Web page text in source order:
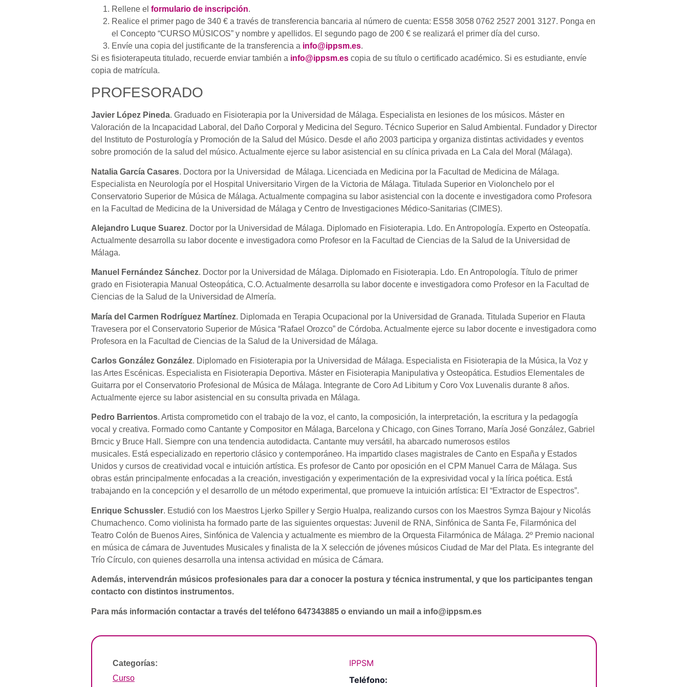
Rellene el formulario de inscripción.
Realice el primer pago de 340 € a través de transferencia bancaria al número de cuenta: ES58 3058 0762 2527 2001 3127. Ponga en
el Concepto “CURSO MÚSICOS” y nombre y apellidos. El segundo pago de 200 € se realizará el primer día del curso.
Envíe una copia del justificante de la transferencia a info@ippsm.es.
Si es fisioterapeuta titulado, recuerde enviar también a info@ippsm.es copia de su título o certificado académico. Si es estudiante, envíe
copia de matrícula.
PROFESORADO
Javier López Pineda. Graduado en Fisioterapia por la Universidad de Málaga. Especialista en lesiones de los músicos. Máster en
Valoración de la Incapacidad Laboral, del Daño Corporal y Medicina del Seguro. Técnico Superior en Salud Ambiental. Fundador y Director
del Instituto de Posturología y Promoción de la Salud del Músico. Desde el año 2003 participa y organiza distintas actividades y eventos
sobre promoción de la salud del músico. Actualmente ejerce su labor asistencial en su clínica privada en La Cala del Moral (Málaga).
Natalia García Casares. Doctora por la Universidad de Málaga. Licenciada en Medicina por la Facultad de Medicina de Málaga.
Especialista en Neurología por el Hospital Universitario Virgen de la Victoria de Málaga. Titulada Superior en Violonchelo por el
Conservatorio Superior de Música de Málaga. Actualmente compagina su labor asistencial con la docente e investigadora como Profesora
en la Facultad de Medicina de la Universidad de Málaga y Centro de Investigaciones Médico-Sanitarias (CIMES).
Alejandro Luque Suarez. Doctor por la Universidad de Málaga. Diplomado en Fisioterapia. Ldo. En Antropología. Experto en Osteopatía.
Actualmente desarrolla su labor docente e investigadora como Profesor en la Facultad de Ciencias de la Salud de la Universidad de
Málaga.
Manuel Fernández Sánchez. Doctor por la Universidad de Málaga. Diplomado en Fisioterapia. Ldo. En Antropología. Título de primer
grado en Fisioterapia Manual Osteopática, C.O. Actualmente desarrolla su labor docente e investigadora como Profesor en la Facultad de
Ciencias de la Salud de la Universidad de Almería.
María del Carmen Rodríguez Martínez. Diplomada en Terapia Ocupacional por la Universidad de Granada. Titulada Superior en Flauta
Travesera por el Conservatorio Superior de Música “Rafael Orozco” de Córdoba. Actualmente ejerce su labor docente e investigadora como
Profesora en la Facultad de Ciencias de la Salud de la Universidad de Málaga.
Carlos González González. Diplomado en Fisioterapia por la Universidad de Málaga. Especialista en Fisioterapia de la Música, la Voz y
las Artes Escénicas. Especialista en Fisioterapia Deportiva. Máster en Fisioterapia Manipulativa y Osteopática. Estudios Elementales de
Guitarra por el Conservatorio Profesional de Música de Málaga. Integrante de Coro Ad Libitum y Coro Vox Luvenalis durante 8 años.
Actualmente ejerce su labor asistencial en su consulta privada en Málaga.
Pedro Barrientos. Artista comprometido con el trabajo de la voz, el canto, la composición, la interpretación, la escritura y la pedagogía
vocal y creativa. Formado como Cantante y Compositor en Málaga, Barcelona y Chicago, con Gines Torrano, María José González, Gabriel
Brncic y Bruce Hall. Siempre con una tendencia autodidacta. Cantante muy versátil, ha abarcado numerosos estilos
musicales. Está especializado en repertorio clásico y contemporáneo. Ha impartido clases magistrales de Canto en España y Estados
Unidos y cursos de creatividad vocal e intuición artística. Es profesor de Canto por oposición en el CPM Manuel Carra de Málaga. Sus
obras están principalmente enfocadas a la creación, investigación y experimentación de la expresividad vocal y la lírica poética. Está
trabajando en la concepción y el desarrollo de un método experimental, que promueve la intuición artística: El “Extractor de Espectros”.
Enrique Schussler. Estudió con los Maestros Ljerko Spiller y Sergio Hualpa, realizando cursos con los Maestros Symza Bajour y Nicolás
Chumachenco. Como violinista ha formado parte de las siguientes orquestas: Juvenil de RNA, Sinfónica de Santa Fe, Filarmónica del
Teatro Colón de Buenos Aires, Sinfónica de Valencia y actualmente es miembro de la Orquesta Filarmónica de Málaga. 2º Premio nacional
en música de cámara de Juventudes Musicales y finalista de la X selección de jóvenes músicos Ciudad de Mar del Plata. Es integrante del
Trío Círculo, con quienes desarrolla una intensa actividad en música de Cámara.
Además, intervendrán músicos profesionales para dar a conocer la postura y técnica instrumental, y que los participantes tengan
contacto con distintos instrumentos.
Para más información contactar a través del teléfono 647343885 o enviando un mail a info@ippsm.es
Categorías:
Curso
IPPSM
Teléfono: